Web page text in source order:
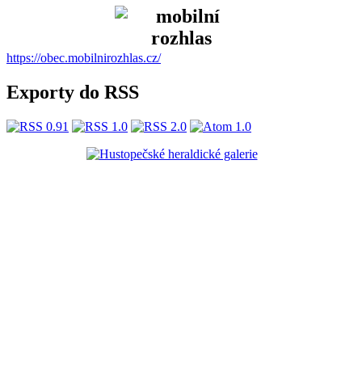
https://obec.mobilnirozhlas.cz/
Exporty do RSS